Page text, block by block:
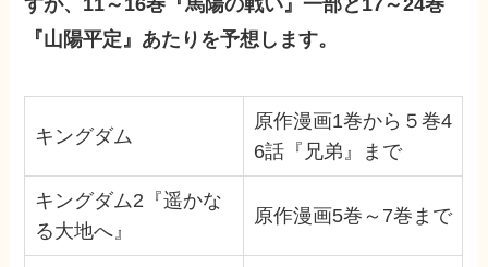
『山陽平定』あたりを予想します。
キングダム
原作漫画1巻から５巻4
6話『兄弟』まで
キングダム2『遥かな
る大地へ』
原作漫画5巻～7巻まで